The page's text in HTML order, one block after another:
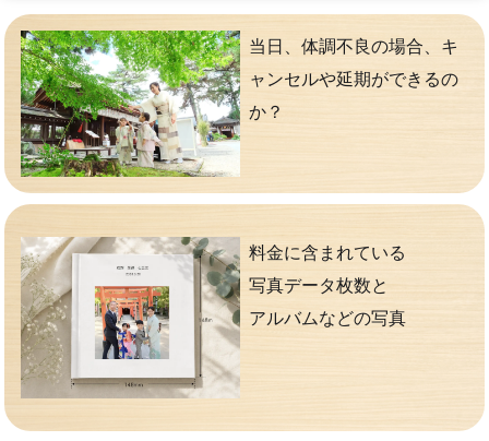
当日、体調不良の場合、キ
ャンセルや延期ができるの
か？
料金に含まれている
写真データ枚数と
アルバムなどの写真